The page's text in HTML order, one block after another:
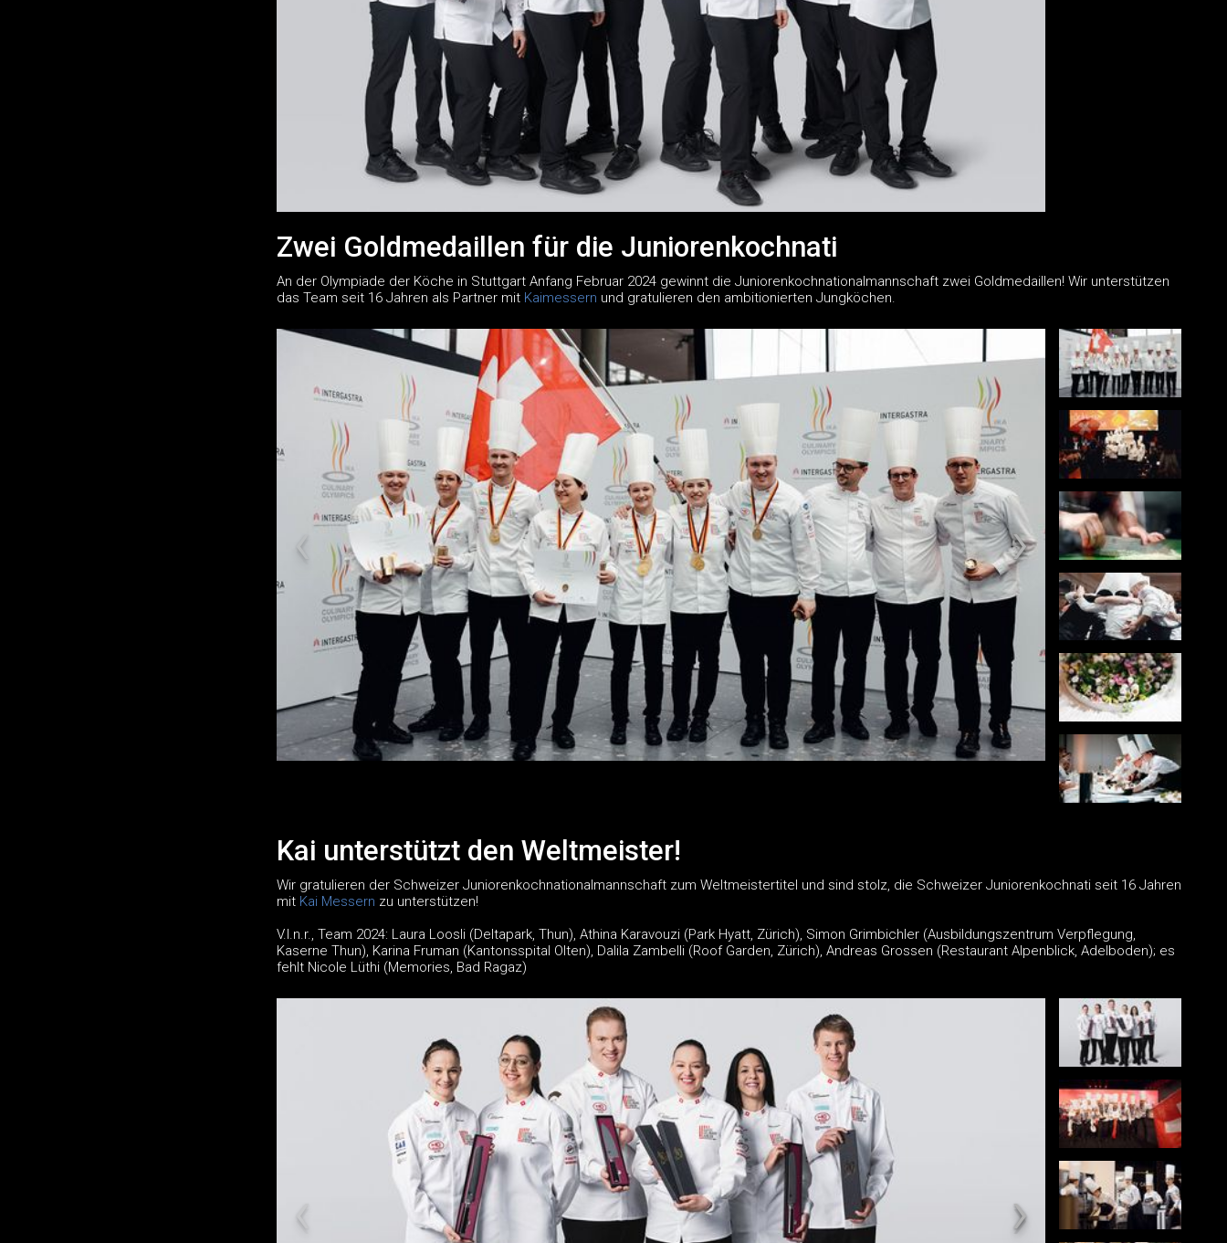
Zwei Goldmedaillen für die Juniorenkochnati
An der Olympiade der Köche in Stuttgart Anfang Februar 2024 gewinnt die Juniorenkochnationalmannschaft zwei Goldmedaillen! Wir unterstützen
das Team seit 16 Jahren als Partner mit Kaimessern und gratulieren den ambitionierten Jungköchen.
Kai unterstützt den Weltmeister!
Wir gratulieren der Schweizer Juniorenkochnationalmannschaft zum Weltmeistertitel und sind stolz, die Schweizer Juniorenkochnati seit 16 Jahren
mit Kai Messern zu unterstützen!
V.l.n.r., Team 2024: Laura Loosli (Deltapark, Thun), Athina Karavouzi (Park Hyatt, Zürich), Simon Grimbichler (Ausbildungszentrum Verpflegung,
Kaserne Thun), Karina Fruman (Kantonsspital Olten), Dalila Zambelli (Roof Garden, Zürich), Andreas Grossen (Restaurant Alpenblick, Adelboden); es
fehlt Nicole Lüthi (Memories, Bad Ragaz)